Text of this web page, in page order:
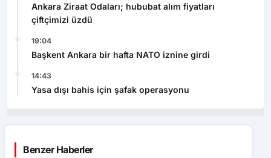
Ankara Ziraat Odaları; hububat alım fiyatları
çiftçimizi üzdü
19:04
Başkent Ankara bir hafta NATO iznine girdi
14:43
Yasa dışı bahis için şafak operasyonu
Benzer Haberler